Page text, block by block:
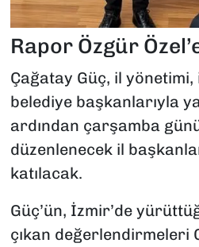
Rapor Özgür
Çağatay Güç, il
belediye başkanlarıyla
ardından çarşamba
düzenlenecek il
katılacak.
Güç’ün, İzmir’de
çıkan değerlendirmeleri